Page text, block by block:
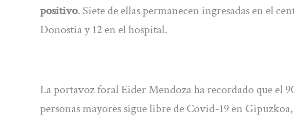
positivo. Siete de ellas permanecen ingresadas en el
Donostia y 12 en el hospital.
La portavoz foral Eider Mendoza ha recordado que el
personas mayores sigue libre de Covid-19 en